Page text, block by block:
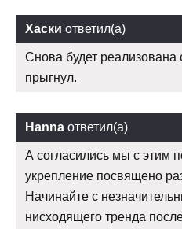
Хаски ответил(а)
Снова будет реализована
прыгнул.
Hanna ответил(а)
А согласились мы с этим
укрепление посвящено
Начинайте с
нисходящего тренда